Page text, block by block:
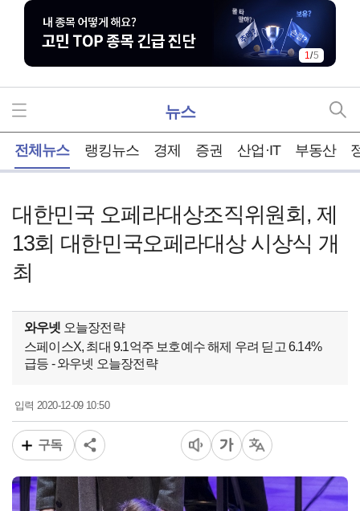
1/5
뉴스
전체뉴스 랭킹뉴스 경제 증권 산업·IT 부동산
대한민국 오페라대상조직위원회, 제
13회 대한민국오페라대상 시상식 개
최
와우넷 오늘장전략
스페이스X, 최대 9.1억주 보호예수 해제 우려 딛고 6.14%
급등 - 와우넷 오늘장전략
입력2020-12-09 10:50
구독